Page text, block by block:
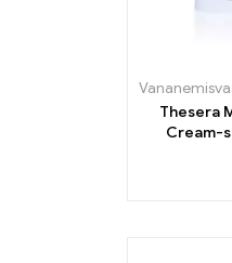
Thesera
Cream-